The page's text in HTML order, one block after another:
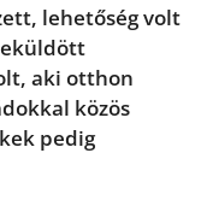
lehetőség volt
aki otthon
közös
pedig